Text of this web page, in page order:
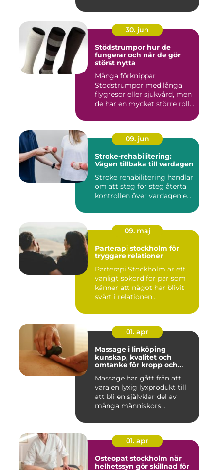
30. jun
Stödstrumpor hur de
fungerar och när de gör
störst nytta
Många förknippar
Stödstrumpor med långa
flygresor eller sjukvård, men
de har en mycket större roll
09. jun
Stroke-rehabilitering:
Vägen tillbaka till vardagen
Stroke rehabilitering handlar
om att steg för steg återta
kontrollen över vardagen e...
09. maj
Parterapi stockholm för
tryggare relationer
Parterapi Stockholm är ett
vanligt sökord för par som
känner att något har blivit
svårt i relationen...
01. apr
Massage i linköping
kunskap, kvalitet och
omtanke för kropp och
Massage har gått från att
vara en lyxig lyxprodukt till
att bli en självklar del av
många människors...
01. apr
Osteopat stockholm när
helhetssyn gör skillnad för